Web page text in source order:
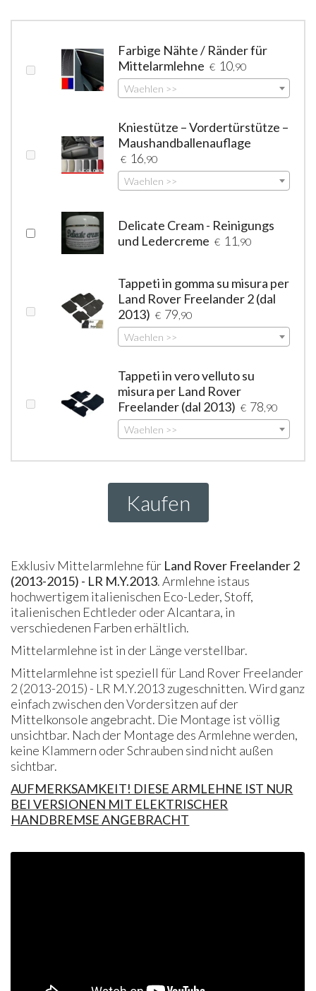
Farbige Nähte / Ränder für
Mittelarmlehne € 10 ,90
Waehlen >>
Kniestütze – Vordertürstütze –
Maushandballenauflage
€ 16 ,90
Waehlen >>
Delicate Cream - Reinigungs
und Ledercreme € 11 ,90
Tappeti in gomma su misura per
Land Rover Freelander 2 (dal
2013) € 79 ,90
Waehlen >>
Tappeti in vero velluto su
misura per Land Rover
Freelander (dal 2013) € 78 ,90
Waehlen >>
Kaufen
Exklusiv Mittelarmlehne für Land Rover Freelander 2
(2013-2015) - LR M.Y.2013. Armlehne istaus
hochwertigem italienischen Eco-Leder, Stoff,
italienischen Echtleder oder Alcantara, in
verschiedenen Farben erhältlich.
Mittelarmlehne ist in der Länge verstellbar.
Mittelarmlehne ist speziell für Land Rover Freelander
2 (2013-2015) - LR M.Y.2013 zugeschnitten. Wird ganz
einfach zwischen den Vordersitzen auf der
Mittelkonsole angebracht. Die Montage ist völlig
unsichtbar. Nach der Montage des Armlehne werden,
keine Klammern oder Schrauben sind nicht außen
sichtbar.
AUFMERKSAMKEIT! DIESE ARMLEHNE IST NUR
BEI VERSIONEN MIT ELEKTRISCHER
HANDBREMSE ANGEBRACHT